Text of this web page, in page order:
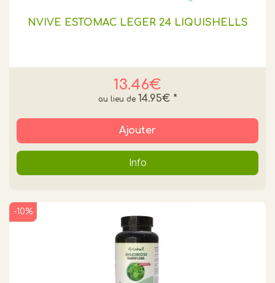
NVIVE ESTOMAC LEGER 24 LIQUISHELLS
13.46€
14.95€ *
Ajouter
Info
-10%